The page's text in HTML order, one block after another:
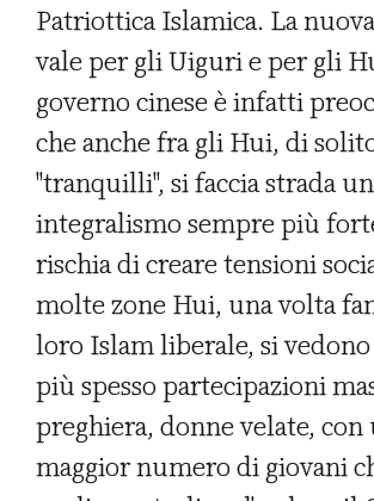
Patriottica Islamica. La
vale per gli Uiguri e per gli
governo cinese è infatti
che anche fra gli Hui, di
"tranquilli", si faccia strada un
integralismo sempre più
rischia di creare tensioni
molte zone Hui, una volta
loro Islam liberale, si
più spesso partecipazioni
preghiera, donne velate,
maggior numero di giovani